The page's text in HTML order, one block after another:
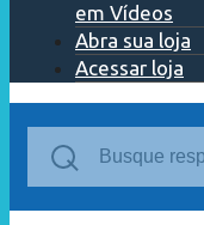
em Vídeos
Abra sua loja
Acessar loja